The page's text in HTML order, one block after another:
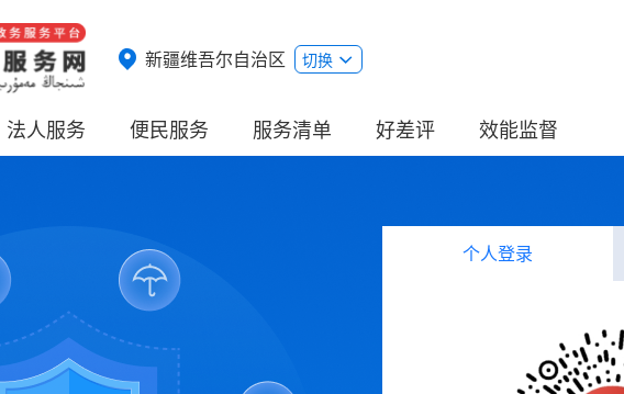
新疆维吾尔自治区 切换
法人服务 便民服务 服务清单 好差评 效能监督
个人登录